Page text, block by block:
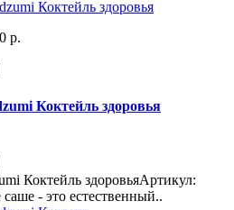
р.
Коктейль здоровья
Коктейль здоровьяАртикул:
- это естественный..